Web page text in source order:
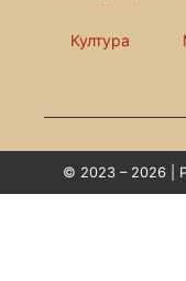
Култура
© 2023 – 2026 |